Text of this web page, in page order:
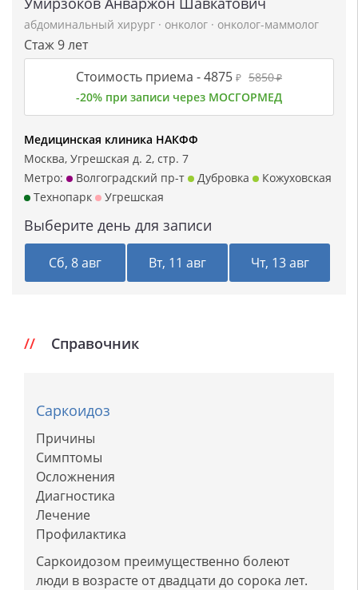
абдоминальный хирург · онколог · онколог-маммолог
Стаж 9 лет
Стоимость приема -4875 ₽ 5850₽
-20% при записи через МОСГОРМЕД
Медицинская клиника НАКФФ
Москва, Угрешская д. 2, стр. 7
Метро:
Волгоградский пр-т Дубровка
Кожуховская
Технопарк
Угрешская
Выберите день для записи
Сб, 8 авг Вт, 11 авг Чт, 13 авг
Справочник
Саркоидоз
Причины
Симптомы
Осложнения
Диагностика
Лечение
Профилактика
Саркоидозом преимущественно болеют
люди в возрасте от двадцати до сорока лет.